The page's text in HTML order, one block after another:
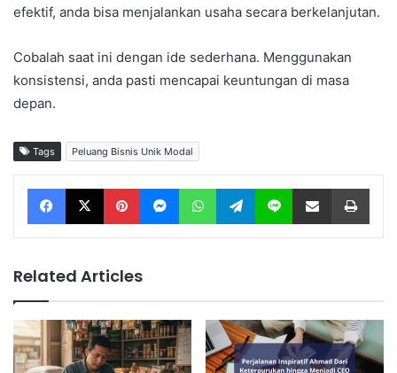
efektif, anda bisa menjalankan usaha secara berkelanjutan.
Cobalah saat ini dengan ide sederhana. Menggunakan
konsistensi, anda pasti mencapai keuntungan di masa
depan.
Tags Peluang Bisnis Unik Modal
Facebook X Pinterest Messenger WhatsApp Telegram Line Share via Email
Related Articles